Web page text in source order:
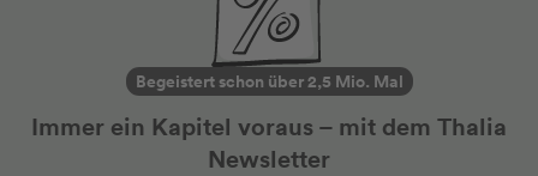
Begeistert schon über 2,5 Mio. Mal
Immer ein Kapitel voraus – mit dem Thalia
Newsletter